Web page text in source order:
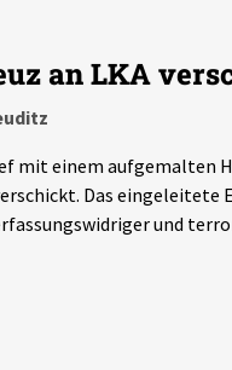
an LKA
mit einem aufgemalten
Das
und